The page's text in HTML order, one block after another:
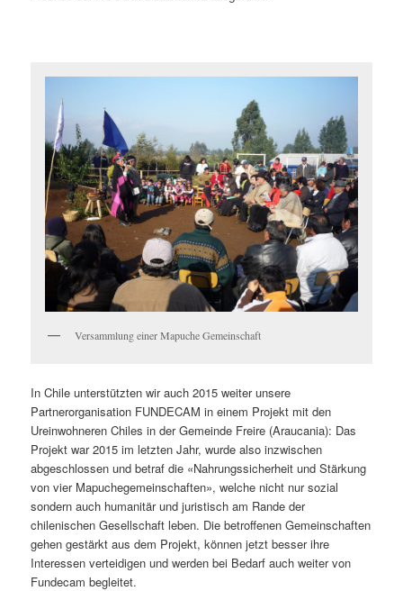
Versammlung einer Mapuche Gemeinschaft
In Chile unterstützten wir auch 2015 weiter unsere
Partnerorganisation FUNDECAM in einem Projekt mit den
Ureinwohneren Chiles in der Gemeinde Freire (Araucania): Das
Projekt war 2015 im letzten Jahr, wurde also inzwischen
abgeschlossen und betraf die «Nahrungssicherheit und Stärkung
von vier Mapuchegemeinschaften», welche nicht nur sozial
sondern auch humanitär und juristisch am Rande der
chilenischen Gesellschaft leben. Die betroffenen Gemeinschaften
gehen gestärkt aus dem Projekt, können jetzt besser ihre
Interessen verteidigen und werden bei Bedarf auch weiter von
Fundecam begleitet.